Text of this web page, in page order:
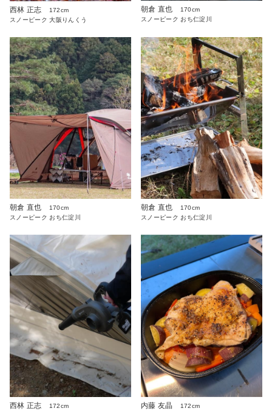
西林 正志
172cm
スノーピーク 大阪りんくう
朝倉 直也
170cm
スノーピーク おち仁淀川
朝倉 直也
170cm
スノーピーク おち仁淀川
朝倉 直也
170cm
スノーピーク おち仁淀川
西林 正志
172cm
内藤 友晶
172cm